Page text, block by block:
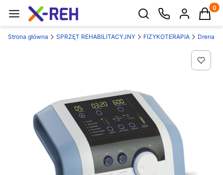
Otwórz wyszukiwarkę
Strona główna SPRZĘT REHABILITACYJNY FIZYKOTERAPIA Drenaż